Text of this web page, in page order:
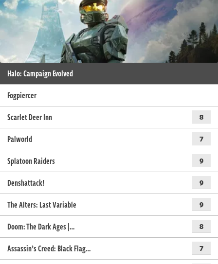
Halo: Campaign Evolved
Fogpiercer
Scarlet Deer Inn
8
Palworld 7
Splatoon Raiders 9
Denshattack! 9
The Alters: Last Variable 9
Doom: The Dark Ages |… 8
Assassin’s Creed: Black Flag… 7